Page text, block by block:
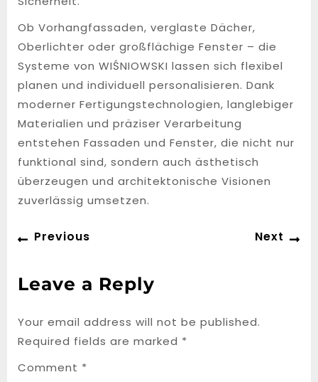
Ob Vorhangfassaden, verglaste Dächer,
Oberlichter oder großflächige Fenster – die
Systeme von WIŚNIOWSKI lassen sich flexibel
planen und individuell personalisieren. Dank
moderner Fertigungstechnologien, langlebiger
Materialien und präziser Verarbeitung
entstehen Fassaden und Fenster, die nicht nur
funktional sind, sondern auch ästhetisch
überzeugen und architektonische Visionen
zuverlässig umsetzen.
Post
navigation
Previous Next
Leave a Reply
Your email address will not be published.
Required fields are marked *
Comment *